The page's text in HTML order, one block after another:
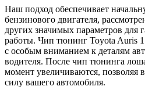
Наш подход обеспечивает
бензинового двигателя,
других значимых параметров для
работы. Чип тюнинг Toyota Auris
с особым вниманием к деталям
водителя. После чип тюнинга
момент увеличиваются, позволяя
силу вашего автомобиля.